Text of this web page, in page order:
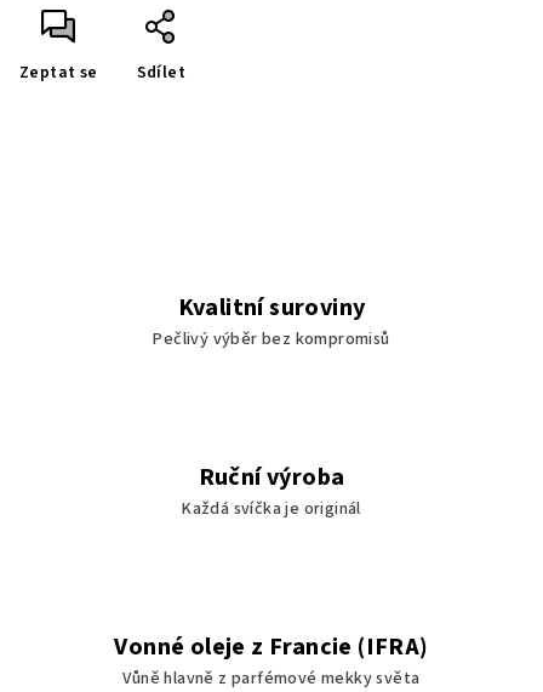
Zeptat se Sdílet
Kvalitní suroviny
Pečlivý výběr bez kompromisů
Ruční výroba
Každá svíčka je originál
Vonné oleje z Francie (IFRA)
Vůně hlavně z parfémové mekky světa